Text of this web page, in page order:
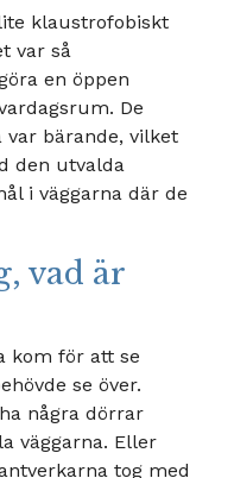
klaustrofobiskt
var så
en öppen
De
var bärande, vilket
den utvalda
i väggarna där de
vad är
kom för att se
se över.
några dörrar
väggarna. Eller
tog med